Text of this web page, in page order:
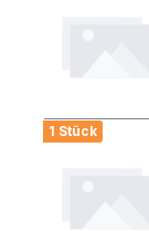
1 Stück